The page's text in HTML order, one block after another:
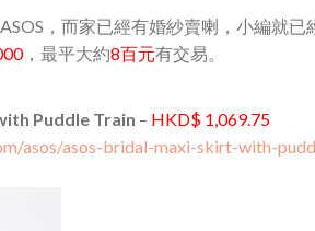
，而家已經有婚紗賣喇，小編就已
，最平大約8百元有交易。
Puddle Train – HKD$ 1,069.75
asos/asos-bridal-maxi-skirt-with-